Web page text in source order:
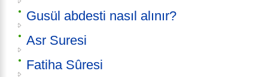
Gusül abdesti nasıl alınır?
Asr Suresi
Fatiha Sûresi